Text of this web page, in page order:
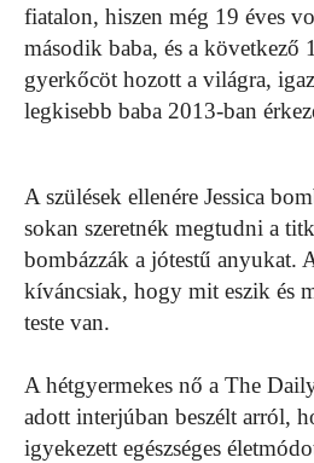
fiatalon, hiszen még 19 éves
második baba, és a következő
gyerkőcöt hozott a világra,
legkisebb baba 2013-ban
A szülések ellenére Jessica
sokan szeretnék megtudni a
bombázzák a jótestű anyukat.
kíváncsiak, hogy mit eszik és
teste van.
A hétgyermekes nő a The
adott interjúban beszélt arról,
igyekezett egészséges